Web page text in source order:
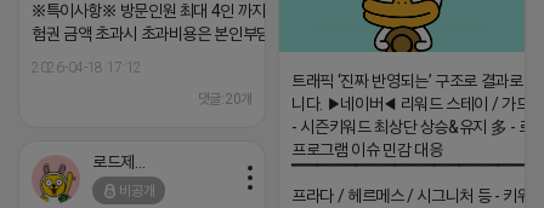
※특이사항※ 방문인원 최대 4인 까지 가능 체
험권 금액 초과시 초과비용은 본인부담입니다.
2026-04-18 17:12
댓글:20개
트래픽 ‘진짜 반영되는’ 구조로 결과로
니다. ▶네이버◀ 리워드 스테이 / 가드 /
- 시즌키워드 최상단 상승&유지 多 - 로
프로그램 이슈 민감 대응
▔▔▔▔▔▔▔▔▔▔▔▔▔▔▔▔▔▔ ▶
프라다 / 헤르메스 / 시그니처 등 - 키워
비공개